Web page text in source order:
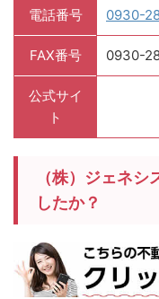
電話番号 0930-
FAX番号 0930-
公式サイ
ト
（株）ジェネ
したか？